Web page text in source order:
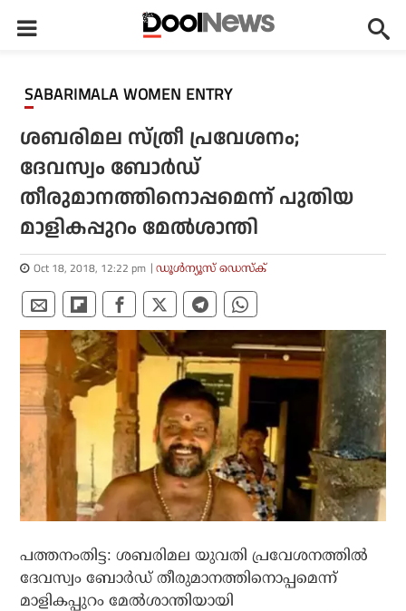
SABARIMALA WOMEN ENTRY
ശബരിമല സ്ത്രീ പ്രവേശനം;
ദേവസ്വം ബോര്‍ഡ്
തീരുമാനത്തിനൊപ്പമെന്ന് പുതിയ
മാളികപ്പുറം മേല്‍ശാന്തി
Oct 18, 2018, 12:22 pm ഡൂള്‍ന്യൂസ് ഡെസ്‌ക്
പത്തനംതിട്ട: ശബരിമല യുവതി പ്രവേശനത്തില്‍
ദേവസ്വം ബോര്‍ഡ് തീരുമാനത്തിനൊപ്പമെന്ന്
മാളികപ്പുറം മേല്‍ശാന്തിയായി